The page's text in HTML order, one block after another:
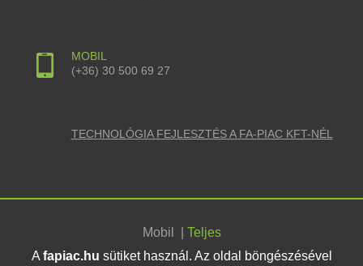
A fapiac.hu sütiket használ. Az oldal böngészésével
MOBIL
(+36) 30 500 69 27
TECHNOLÓGIA FEJLESZTÉS A FA-PIAC KFT-NÉL
Mobil Teljes